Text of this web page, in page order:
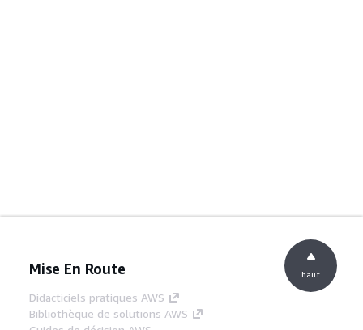
Mise En Route
Didacticiels pratiques AWS
Bibliothèque de solutions AWS
haut